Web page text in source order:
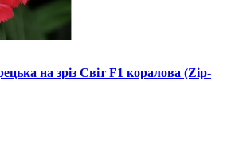
на зріз Світ F1 коралова (Zip-